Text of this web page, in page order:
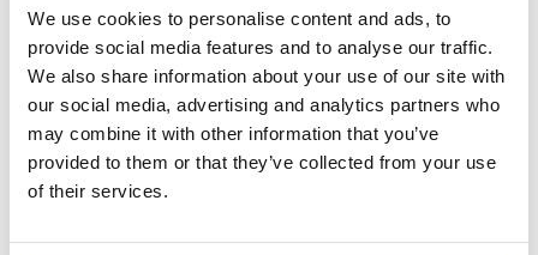
We use cookies to personalise content and ads, to
provide social media features and to analyse our traffic.
We also share information about your use of our site with
our social media, advertising and analytics partners who
may combine it with other information that you’ve
provided to them or that they’ve collected from your use
of their services.
muzikiniame teatre ir nemokamai išvysti aukščiausios
kokybės nacionalinio simfoninio orkestro, nacionalinio
operos teatro choro ir nacionalinio baleto teatro trupės
pasirodymus.
8. Trečiadieniai Concertgebouw
koncertų salėje
Eidami į šį renginį, paruoškite savo alkūnes nuožmioms